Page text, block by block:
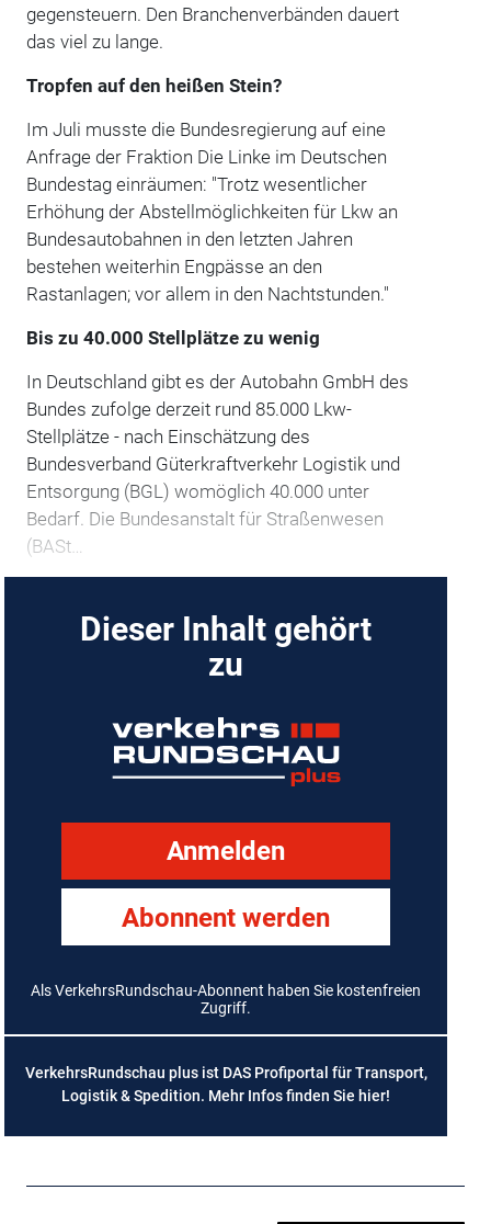
gegensteuern. Den Branchenverbänden dauert
das viel zu lange.
Tropfen auf den heißen Stein?
Im Juli musste die Bundesregierung auf eine
Anfrage der Fraktion Die Linke im Deutschen
Bundestag einräumen: "Trotz wesentlicher
Erhöhung der Abstellmöglichkeiten für Lkw an
Bundesautobahnen in den letzten Jahren
bestehen weiterhin Engpässe an den
Rastanlagen; vor allem in den Nachtstunden."
Bis zu 40.000 Stellplätze zu wenig
In Deutschland gibt es der Autobahn GmbH des
Bundes zufolge derzeit rund 85.000 Lkw-
Stellplätze - nach Einschätzung des
Bundesverband Güterkraftverkehr Logistik und
Entsorgung (BGL) womöglich 40.000 unter
Bedarf. Die Bundesanstalt für Straßenwesen
(BASt…
Dieser Inhalt gehört
zu
Anmelden
Abonnent werden
Als VerkehrsRundschau-Abonnent haben Sie kostenfreien
Zugriff.
VerkehrsRundschau plus ist DAS Profiportal für Transport,
Logistik & Spedition. Mehr Infos finden Sie hier!